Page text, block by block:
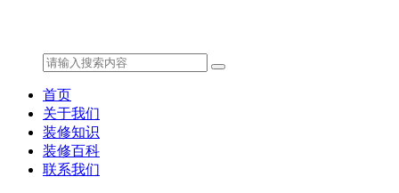
首页
关于我们
装修知识
装修百科
联系我们